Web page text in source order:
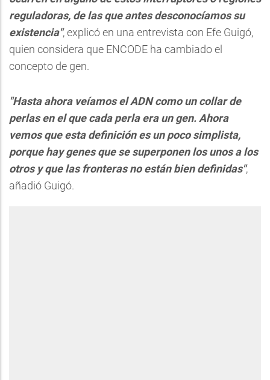
reguladoras, de las que antes desconocíamos su
existencia", explicó en una entrevista con Efe Guigó,
quien considera que ENCODE ha cambiado el
concepto de gen.
"Hasta ahora veíamos el ADN como un collar de
perlas en el que cada perla era un gen. Ahora
vemos que esta definición es un poco simplista,
porque hay genes que se superponen los unos a los
otros y que las fronteras no están bien definidas",
añadió Guigó.